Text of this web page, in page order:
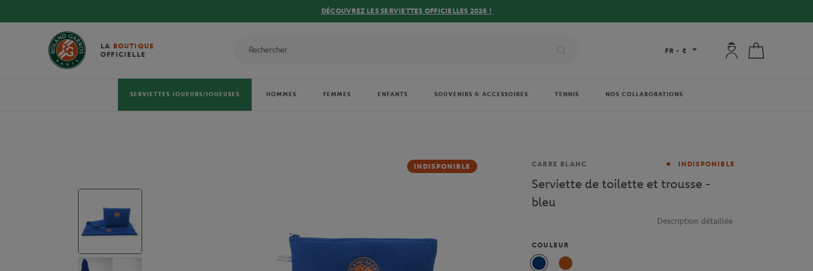
DÉCOUVREZ LES SERVIETTES OFFICIELLES 2026 !
LA BOUTIQUE
OFFICIELLE
FR - € Mon compte : se
SERVIETTES JOUEURS/JOUEUSES HOMMES FEMMES ENFANTS SOUVENIRS & ACCESSOIRES TENNIS NOS COLLABORATIONS
INDISPONIBLE Marque
CARRE BLANC INDISPONIBLE
Serviette de toilette et trousse -
bleu
Description détaillée
COULEUR
Bleu Terre Battue